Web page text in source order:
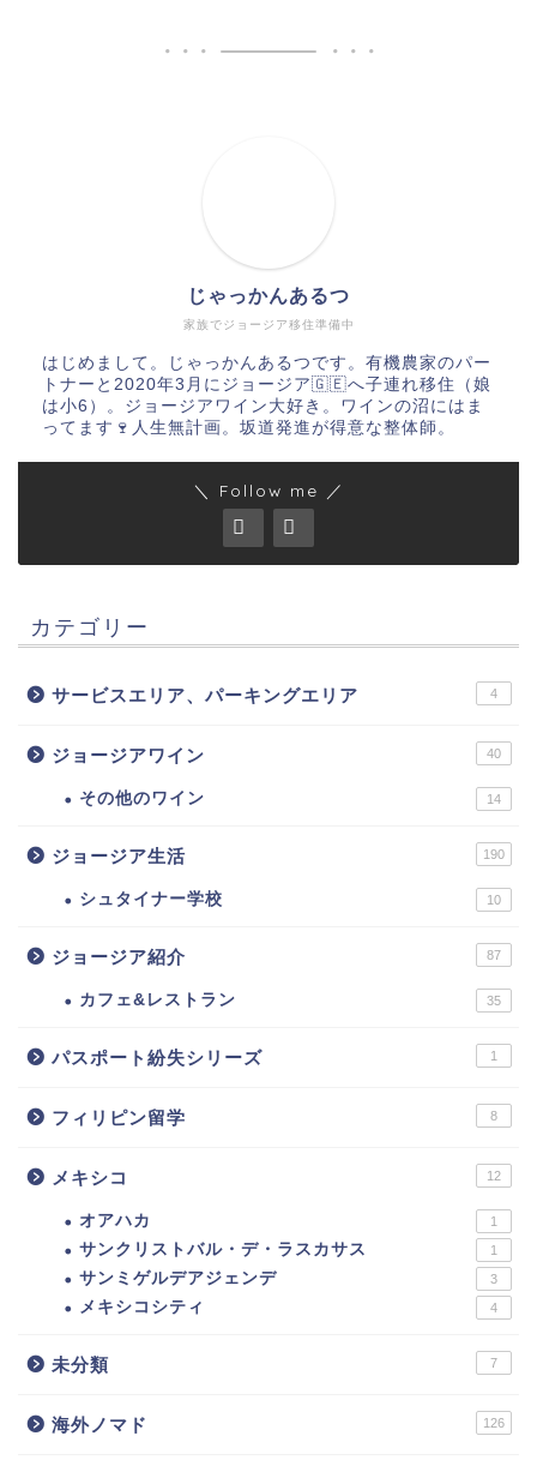
家族でジョージア移住準備中
じゃっかんあるつ
はじめまして。じゃっかんあるつです。有機農家のパー
トナーと2020年3月にジョージア🇬🇪へ子連れ移住（娘
は小6）。ジョージアワイン大好き。ワインの沼にはま
ってます🍷人生無計画。坂道発進が得意な整体師。
＼ Follow me ／
カテゴリー
サービスエリア、パーキングエリア 4
ジョージアワイン 40
その他のワイン 14
ジョージア生活 190
シュタイナー学校 10
ジョージア紹介 87
カフェ&レストラン 35
パスポート紛失シリーズ 1
フィリピン留学 8
メキシコ 12
オアハカ 1
サンクリストバル・デ・ラスカサス 1
サンミゲルデアジェンデ 3
メキシコシティ 4
未分類 7
海外ノマド 126